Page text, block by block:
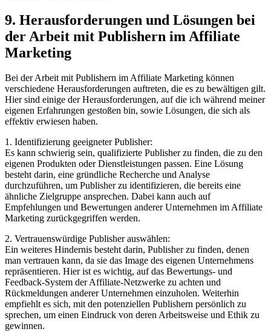
9. Herausforderungen und Lösungen bei
der Arbeit mit Publishern im Affiliate
Marketing
Bei der Arbeit mit Publishern im Affiliate Marketing können
verschiedene Herausforderungen auftreten, die es zu bewältigen gilt.
Hier sind einige der Herausforderungen, auf die ich während meiner
eigenen Erfahrungen gestoßen bin, sowie Lösungen, die sich als
effektiv erwiesen haben.
1. Identifizierung geeigneter Publisher:
Es kann schwierig sein, qualifizierte Publisher zu finden, die zu den
eigenen Produkten oder Dienstleistungen passen. Eine Lösung
besteht darin, eine gründliche Recherche und Analyse
durchzuführen, um Publisher zu identifizieren, die bereits eine
ähnliche Zielgruppe ansprechen. Dabei kann auch auf
Empfehlungen und Bewertungen anderer Unternehmen im Affiliate
Marketing zurückgegriffen werden.
2. Vertrauenswürdige Publisher auswählen:
Ein weiteres Hindernis besteht darin, Publisher zu finden, denen
man vertrauen kann, da sie das Image des eigenen Unternehmens
repräsentieren. Hier ist es wichtig, auf das Bewertungs- und
Feedback-System der Affiliate-Netzwerke zu achten und
Rückmeldungen anderer Unternehmen einzuholen. Weiterhin
empfiehlt es sich, mit den potenziellen Publishern persönlich zu
sprechen, um einen Eindruck von deren Arbeitsweise und Ethik zu
gewinnen.